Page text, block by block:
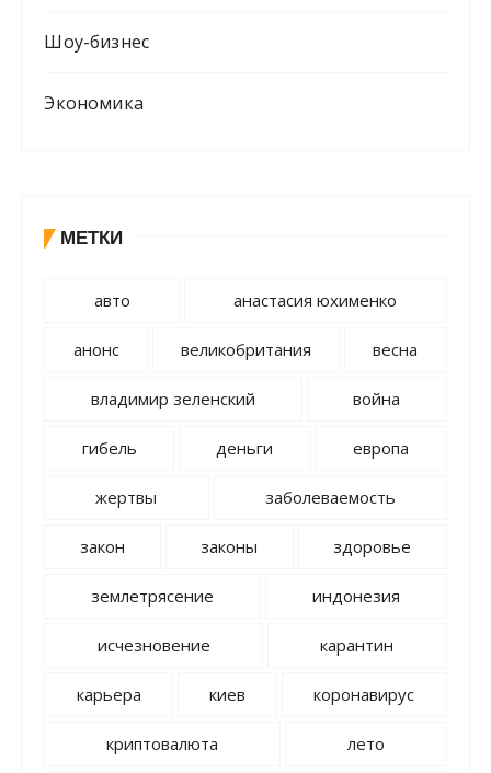
Шоу-бизнес
Экономика
МЕТКИ
авто анастасия юхименко
анонс великобритания весна
владимир зеленский война
гибель деньги европа
жертвы заболеваемость
закон законы здоровье
землетрясение индонезия
исчезновение карантин
карьера киев коронавирус
криптовалюта лето